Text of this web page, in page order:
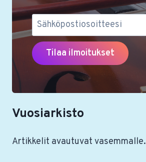
THOMAS
ADÈS
JA
LOTTA
WENNÄKOSKI
Vuosiarkisto
Artikkelit avautuvat vasemmalle.